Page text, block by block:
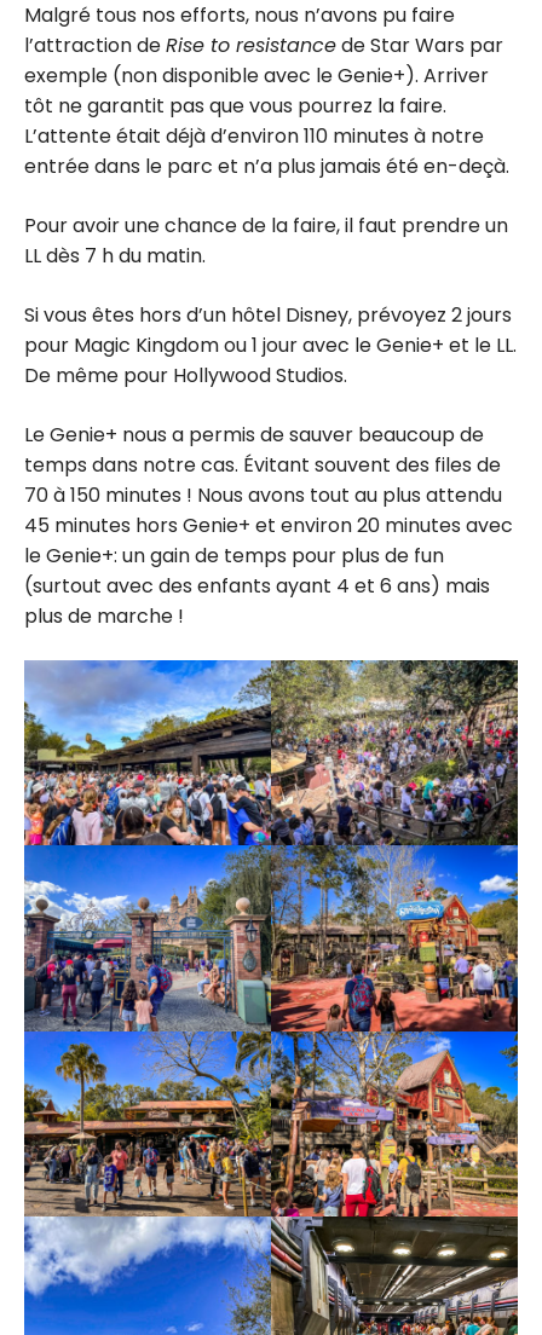
Malgré tous nos efforts, nous n’avons pu faire
l’attraction deRise to resistancede Star Wars par
exemple (non disponible avec le Genie+). Arriver
tôt ne garantit pas que vous pourrez la faire.
L’attente était déjà d’environ 110 minutes à notre
entrée dans le parc et n’a plus jamais été en-deçà.
Pour avoir une chance de la faire, il faut prendre un
LL dès 7 h du matin.
Si vous êtes hors d’un hôtel Disney, prévoyez 2 jours
pour Magic Kingdom ou 1 jour avec le Genie+ et le LL.
De même pour Hollywood Studios.
Le Genie+ nous a permis de sauver beaucoup de
temps dans notre cas. Évitant souvent des files de
70 à 150 minutes ! Nous avons tout au plus attendu
45 minutes hors Genie+ et environ 20 minutes avec
le Genie+: un gain de temps pour plus de fun
(surtout avec des enfants ayant 4 et 6 ans) mais
plus de marche !